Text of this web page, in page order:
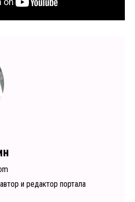
и редактор портала